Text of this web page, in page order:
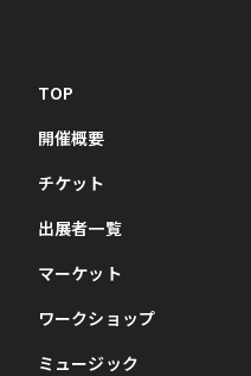
TOP
開催概要
チケット
出展者一覧
マーケット
ワークショップ
ミュージック